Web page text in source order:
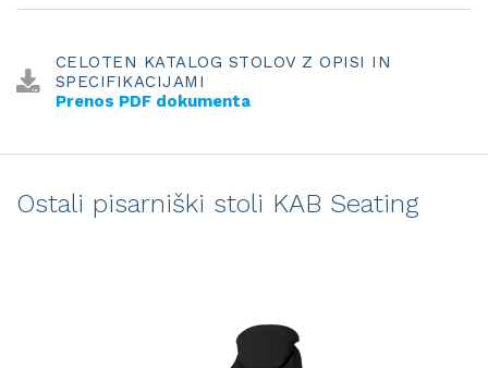
CELOTEN KATALOG STOLOV Z OPISI IN
SPECIFIKACIJAMI
Prenos PDF dokumenta
Ostali pisarniški stoli KAB Seating